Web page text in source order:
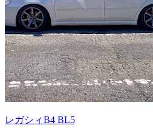
レガシィB4 BL5